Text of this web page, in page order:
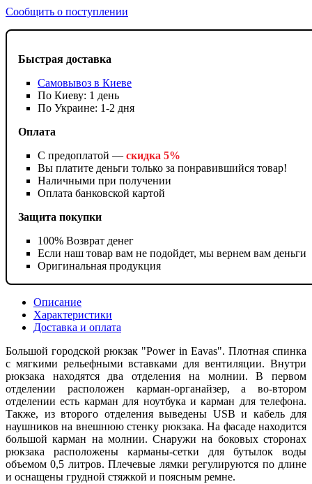
Быстрая доставка
Самовывоз в Киеве
По Киеву: 1 день
По Украине: 1-2 дня
Оплата
С предоплатой — скидка 5%
Вы платите деньги только за понравившийся товар!
Наличными при получении
Оплата банковской картой
Защита покупки
100% Возврат денег
Если наш товар вам не подойдет, мы вернем вам деньги
Оригинальная продукция
Сообщить о поступлении
Описание
Характеристики
Доставка и оплата
Большой городской рюкзак "Power in Eavas". Плотная спинка
с мягкими рельефными вставками для вентиляции. Внутри
рюкзака находятся два отделения на молнии. В первом
отделении расположен карман-органайзер, а во-втором
отделении есть карман для ноутбука и карман для телефона.
Также, из второго отделения выведены USB и кабель для
наушников на внешнюю стенку рюкзака. На фасаде находится
большой карман на молнии. Снаружи на боковых сторонах
рюкзака расположены карманы-сетки для бутылок воды
объемом 0,5 литров. Плечевые лямки регулируются по длине
и оснащены грудной стяжкой и поясным ремне.